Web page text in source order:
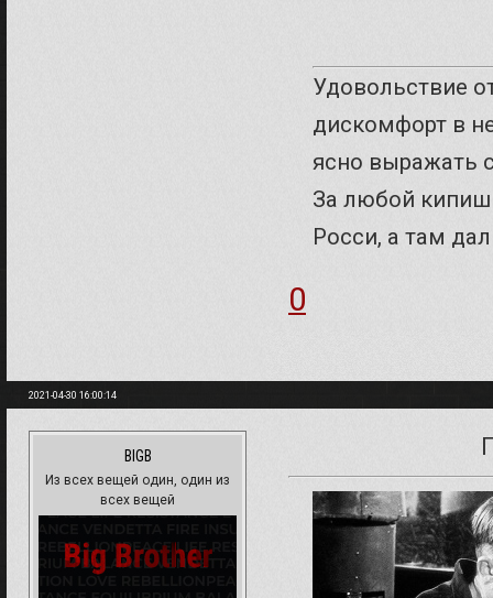
Удовольствие
дискомфорт в
ясно выражать
За любой
Росси, а там
0
2021-04-30 16:00:14
BIGB
Из всех вещей один, один из
всех вещей